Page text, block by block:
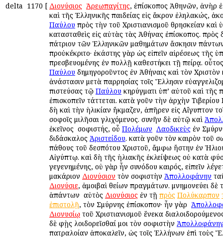
delta 1170 [ Διονύσιος Ἀρεωπαγίτης, ἐπίσκοπος Ἀθηνῶν, ἀνὴρ
καὶ τῆς Ἑλληνικῆς παιδείας εἰς ἄκρον ἐληλακώς,
Παύλου πρὸς τὴν τοῦ Χριστιανισμοῦ θρησκείαν καὶ
κατασταθεὶς εἰς αὐτὰς τὰς Ἀθήνας ἐπίσκοπος. πρὸς
πάτριον τῶν Ἑλληνικῶν μαθημάτων ἄσκησιν
προὐκέκριτο· ἑκάστης γὰρ ὡς εἰπεῖν αἱρέσεως τῆς
πρεσβευομένης ἐν πολλῇ καθεστήκει τῇ πείρᾳ.
Παύλου δημηγοροῦντος ἐν Ἀθήναις καὶ τὸν Χριστὸν
ἀνάστασιν μετὰ παρρησίας τοῖς Ἕλλησιν
πιστεύσας τῷ Παύλου κηρύγματι ὑπ’ αὐτοῦ καὶ τῆς
ἐπισκοπεῖν τάττεται. κατὰ γοῦν τὴν ἀρχὴν
δὴ καὶ τὴν ἡλικίαν ἤκμαζεν, ἀπῆρεν εἰς Αἴγυπτον
σοφοῖς ὁμιλῆσαι γλιχόμενος. συνῆν δὲ αὐτῷ καὶ
ἐκεῖνος ὁ σοφιστής, οὗ Πολέμων Λαοδικεὺς ἐν
διδάσκαλος Ἀριστείδου. κατὰ γοῦν τὸν καιρὸν τοῦ
πάθους τοῦ δεσπότου Χριστοῦ, ἄμφω ἤστην ἐν
Αἰγύπτῳ. καὶ δὴ τῆς ἡλιακῆς ἐκλείψεως οὐ κατὰ
γεγενημένης, οὐ γὰρ ἦν συνόδου καιρός, εἰπεῖν
μακάριον Διονύσιον τὸν σοφιστὴν Ἀπολλοφάνην
Διονύσιε, ἀμοιβαὶ θείων πραγμάτων. μνημονεύει δὲ
ἁπάντων ὁ αὐτὸς Διονύσιος ἐν τῇ πρὸς Πολύκαρπον
ἐπιστολῇ, τὸν Σμύρνης ἐπίσκοπον· ἦν γὰρ ὁ
Διονυσίῳ τοῦ Χριστιανισμοῦ ἕνεκα
δὲ φῂς λοιδορεῖσθαί μοι τὸν σοφιστὴν
πατραλοίαν ἀποκαλεῖν, ὡς τοῖς Ἑλλήνων ἐπὶ τοὺς